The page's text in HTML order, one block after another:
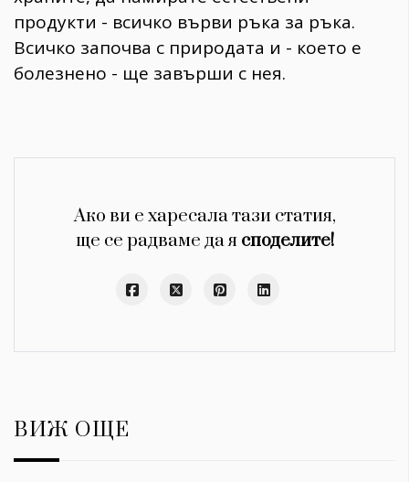
продукти - всичко върви ръка за ръка.
Всичко започва с природата и - което е
болезнено - ще завърши с нея.
Ако ви е харесала тази статия,
ще се радваме да я споделите!
ВИЖ ОЩЕ